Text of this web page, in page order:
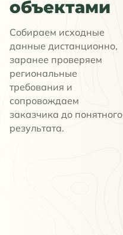
объектами
Собираем исходные
данные дистанционно,
заранее проверяем
региональные
требования и
сопровождаем
заказчика до понятного
результата.